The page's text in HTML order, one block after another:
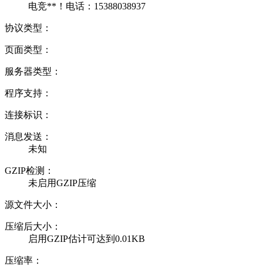
电竞**！电话：15388038937
协议类型：
页面类型：
服务器类型：
程序支持：
连接标识：
消息发送：
未知
GZIP检测：
未启用GZIP压缩
源文件大小：
压缩后大小：
启用GZIP估计可达到0.01KB
压缩率：